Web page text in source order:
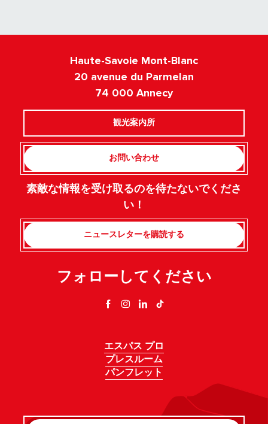
Haute-Savoie Mont-Blanc
20 avenue du Parmelan
74 000 Annecy
観光案内所
お問い合わせ
素敵な情報を受け取るのを待たないでくださ
い！
ニュースレターを購読する
フォローしてください
エスパス プロ
プレスルーム
パンフレット